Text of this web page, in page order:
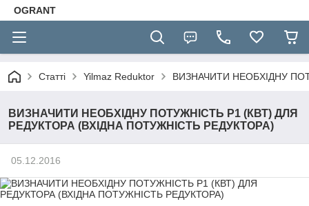
OGRANT
Статті Yilmaz Reduktor ВИЗНАЧИТИ НЕОБХІДНУ
ВИЗНАЧИТИ НЕОБХІДНУ ПОТУЖНІСТЬ Р1 (КВТ) ДЛЯ
РЕДУКТОРА (ВХІДНА ПОТУЖНІСТЬ РЕДУКТОРА)
05.12.2016